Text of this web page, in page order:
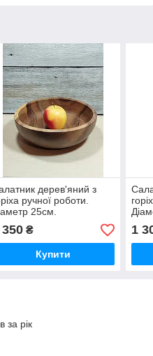
дерев'яний з
ручної роботи.
25см.
350₴
Купити
1
за рік